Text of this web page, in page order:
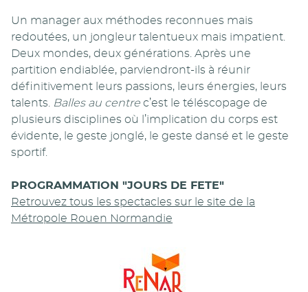
Un manager aux méthodes reconnues mais
redoutées, un jongleur talentueux mais impatient.
Deux mondes, deux générations. Après une
partition endiablée, parviendront-ils à réunir
définitivement leurs passions, leurs énergies, leurs
talents.
Balles au centre c’est le téléscopage de
plusieurs disciplines où l’implication du corps est
évidente, le geste jonglé, le geste dansé et le geste
sportif.
PROGRAMMATION "JOURS DE FETE"
Retrouvez tous les spectacles sur le site de la
Métropole Rouen Normandie